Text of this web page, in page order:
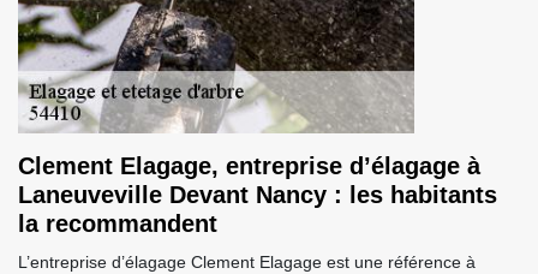
Clement Elagage, entreprise d’élagage à
Laneuveville Devant Nancy : les habitants
la recommandent
L’entreprise d’élagage Clement Elagage est une référence à